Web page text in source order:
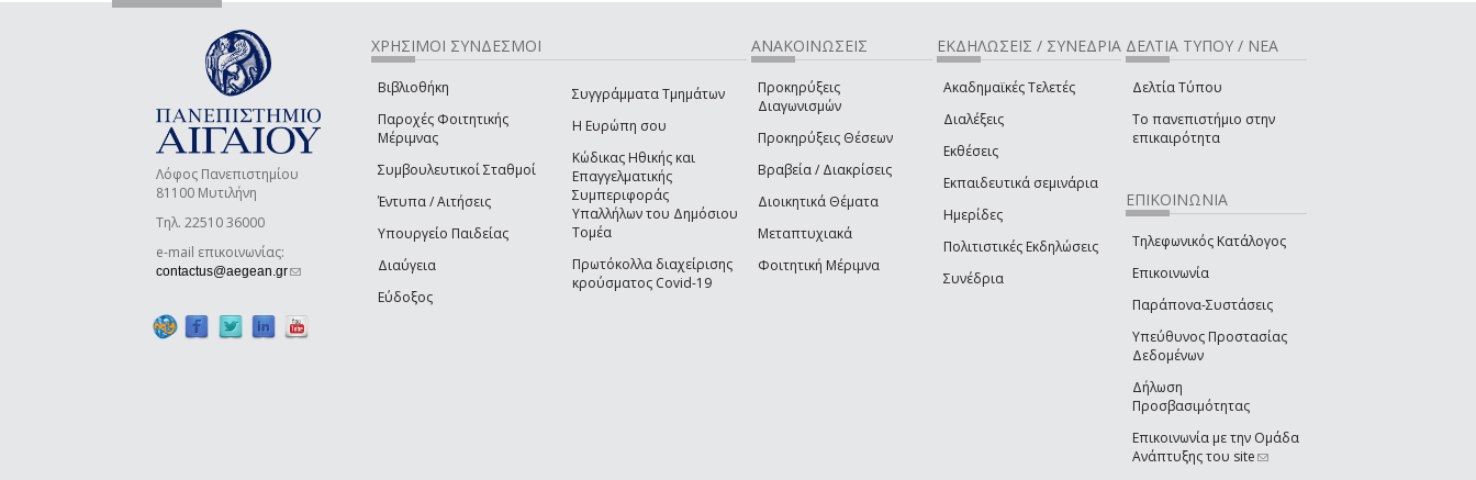
Λόφος Πανεπιστημίου
81100 Μυτιλήνη
Τηλ. 22510 36000
e-mail επικοινωνίας:
contactus@aegean.gr(link sends e-mail)
ΧΡΗΣΙΜΟΙ ΣΥΝΔΕΣΜΟΙ
Βιβλιοθήκη
Παροχές Φοιτητικής
Μέριμνας
Συμβουλευτικοί Σταθμοί
Έντυπα / Αιτήσεις
Υπουργείο Παιδείας
Διαύγεια
Εύδοξος
Συγγράμματα Τμημάτων
Η Ευρώπη σου
Κώδικας Ηθικής και
Επαγγελματικής
Συμπεριφοράς
Υπαλλήλων του Δημόσιου
Τομέα
Πρωτόκολλα διαχείρισης
κρούσματος Covid-19
ΑΝΑΚΟΙΝΩΣΕΙΣ
Προκηρύξεις
Διαγωνισμών
Προκηρύξεις Θέσεων
Βραβεία / Διακρίσεις
Διοικητικά Θέματα
Μεταπτυχιακά
Φοιτητική Μέριμνα
ΕΚΔΗΛΩΣΕΙΣ / ΣΥΝΕΔΡΙΑ
Ακαδημαϊκές Τελετές
Διαλέξεις
Εκθέσεις
Εκπαιδευτικά σεμινάρια
Ημερίδες
Πολιτιστικές Εκδηλώσεις
Συνέδρια
ΔΕΛΤΙΑ ΤΥΠΟΥ / ΝΕΑ
Δελτία Τύπου
Το πανεπιστήμιο στην
επικαιρότητα
ΕΠΙΚΟΙΝΩΝΙΑ
Τηλεφωνικός Κατάλογος
Επικοινωνία
Παράπονα-Συστάσεις
Υπεύθυνος Προστασίας
Δεδομένων
Δήλωση
Προσβασιμότητας
Επικοινωνία με την Ομάδα
Ανάπτυξης του site(link sends e-mail)